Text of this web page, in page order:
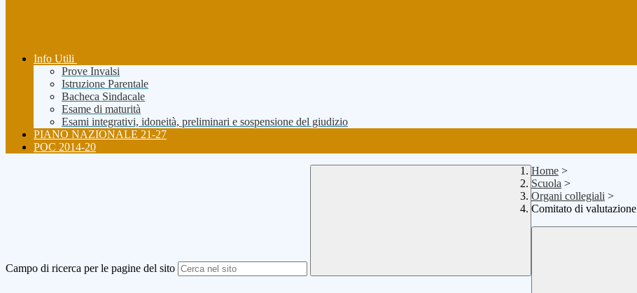
Info Utili
Prove Invalsi
Istruzione Parentale
Bacheca Sindacale
Esame di maturità
Esami integrativi, idoneità, preliminari e sospensione del giudizio
PIANO NAZIONALE 21-27
POC 2014-20
Campo di ricerca per le pagine del sito
Home >
Scuola >
Organi collegiali >
Comitato di valutazione